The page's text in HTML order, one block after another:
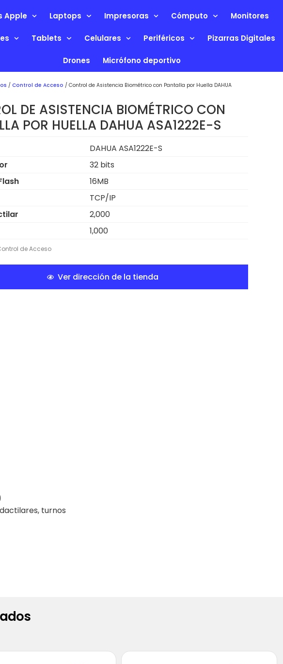
Apple Laptops Impresoras Cómputo Monitores
Tablets Celulares Periféricos Pizarras Digitales
Drones Micrófono deportivo
/ Control de Acceso / Control de Asistencia Biométrico con Pantalla por Huella DAHUA
DE ASISTENCIA BIOMÉTRICO CON
POR HUELLA DAHUA ASA1222E-S
DAHUA ASA1222E-S
32 bits
16MB
TCP/IP
2,000
1,000
de Acceso
Ver dirección de la tienda
turnos